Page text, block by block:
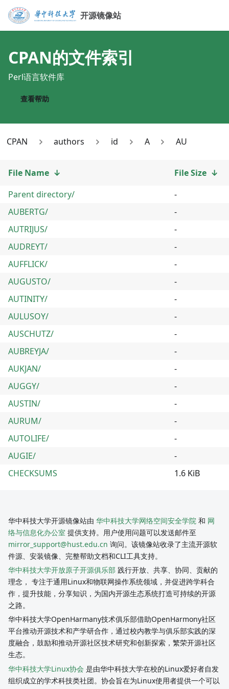
开源镜像站
CPAN的文件索引
Perl语言软件库
查看帮助
CPAN authors id A AU
File Name ↓ File Size ↓
Parent directory/
-
AUBERTG/
-
AUTRIJUS/
-
AUDREYT/
-
AUFFLICK/
-
AUGUSTO/
-
AUTINITY/
-
AULUSOY/
-
AUSCHUTZ/
-
AUBREYJA/
-
AUKJAN/
-
AUGGY/
-
AUSTIN/
-
AURUM/
-
AUTOLIFE/
-
AUGIE/
-
CHECKSUMS
1.6 KiB
华中科技大学开源镜像站由 华中科技大学网络空间安全学院 和 网
络与信息化办公室 提供支持。用户使用问题可以发送邮件至
mirror_support@hust.edu.cn 询问。该镜像站收录了主流开源软
件源、安装镜像、完整帮助文档和CLI工具支持。
华中科技大学开放原子开源俱乐部 践行开放、共享、协同、贡献的
理念， 专注于通用Linux和物联网操作系统领域，并促进跨学科合
作，提升技能，分享知识，为国内开源生态系统打造可持续的开源
之路。
华中科技大学OpenHarmany技术俱乐部借助OpenHarmony社区
平台推动开源技术和产学研合作，通过校内教学与俱乐部实践的深
度融合，鼓励和推动开源社区技术研究和创新探索，繁荣开源社区
生态。
华中科技大学Linux协会 是由华中科技大学在校的Linux爱好者自发
组织成立的学术科技类社团。协会旨在为Linux使用者提供一个可以